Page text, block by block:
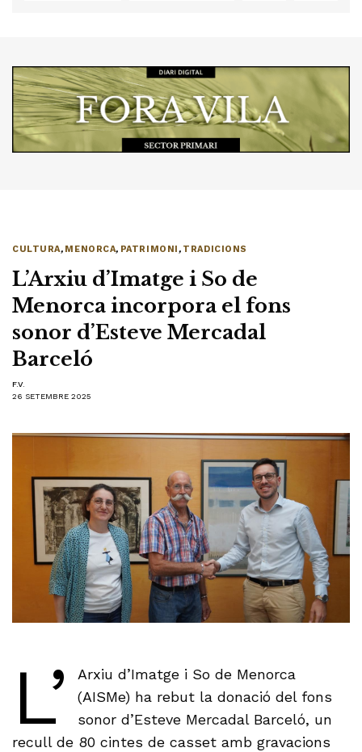
CULTURA, MENORCA, PATRIMONI , TRADICIONS
L’Arxiu d’Imatge i So de
Menorca incorpora el fons
sonor d’Esteve Mercadal
Barceló
F.V.
26 SETEMBRE 2025
L’
Arxiu d’Imatge i So de Menorca
(AISMe) ha rebut la donació del fons
sonor d’Esteve Mercadal Barceló, un
recull de 80 cintes de casset amb gravacions